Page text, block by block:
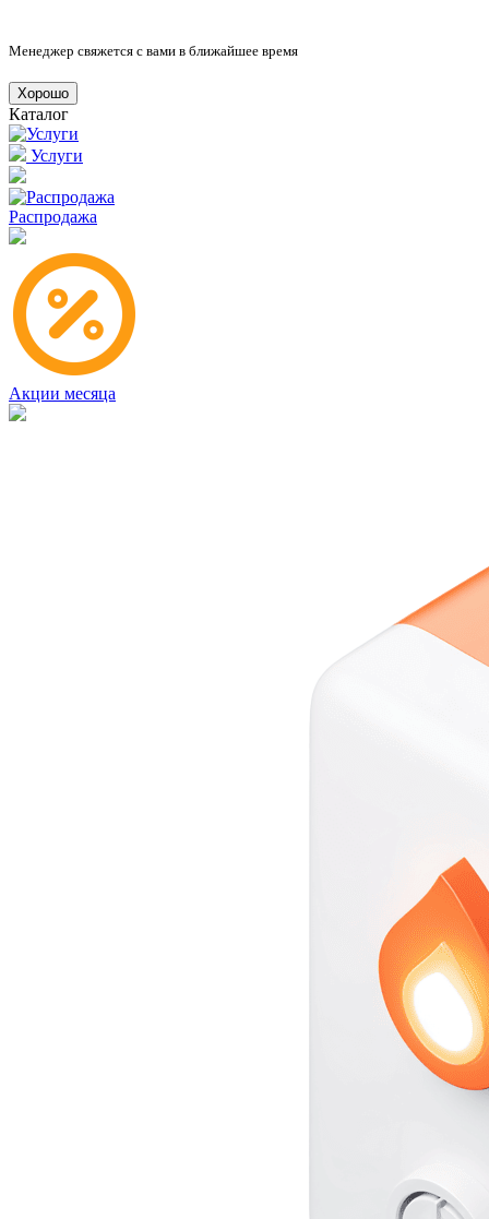
Менеджер свяжется с вами в ближайшее время
Хорошо
Каталог
Услуги
Распродажа
Акции месяца